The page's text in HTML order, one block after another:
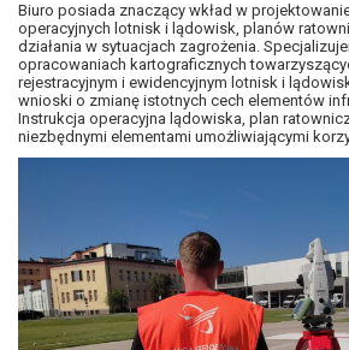
Biuro posiada znaczący wkład w
operacyjnych lotnisk i lądowisk, planów
działania w sytuacjach zagrożenia.
opracowaniach kartograficznych
rejestracyjnym i ewidencyjnym lotnisk i
wnioski o zmianę istotnych cech elementów
Instrukcja operacyjna lądowiska, plan
niezbędnymi elementami umożliwiającymi